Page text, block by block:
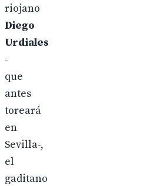
riojano
Diego
Urdiales
-
que
antes
toreará
en
Sevilla-,
el
gaditano